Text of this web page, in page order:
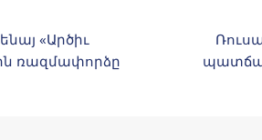
«Արծիւ
ռազմափորձը